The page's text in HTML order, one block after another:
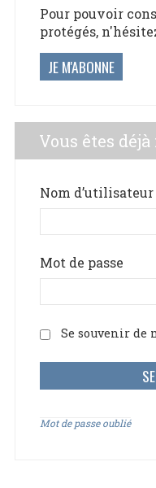
Pour pouvoir
protégés,
JE M'ABONNE
Vous êtes
Nom
Mot de passe
Se souvenir de
Mot de passe oublié